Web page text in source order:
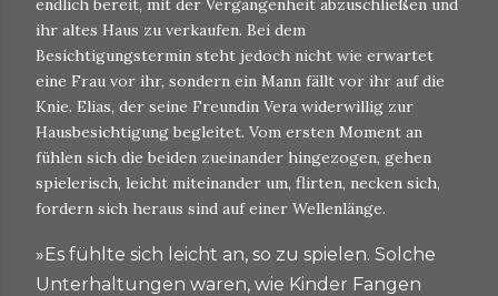
endlich bereit, mit der Vergangenheit abzuschließen und
ihr altes Haus zu verkaufen. Bei dem
Besichtigungstermin steht jedoch nicht wie erwartet
eine Frau vor ihr, sondern ein Mann fällt vor ihr auf die
Knie. Elias, der seine Freundin Vera widerwillig zur
Hausbesichtigung begleitet. Vom ersten Moment an
fühlen sich die beiden zueinander hingezogen, gehen
spielerisch, leicht miteinander um, flirten, necken sich,
fordern sich heraus sind auf einer Wellenlänge.
»Es fühlte sich leicht an, so zu spielen. Solche
Unterhaltungen waren, wie Kinder Fangen